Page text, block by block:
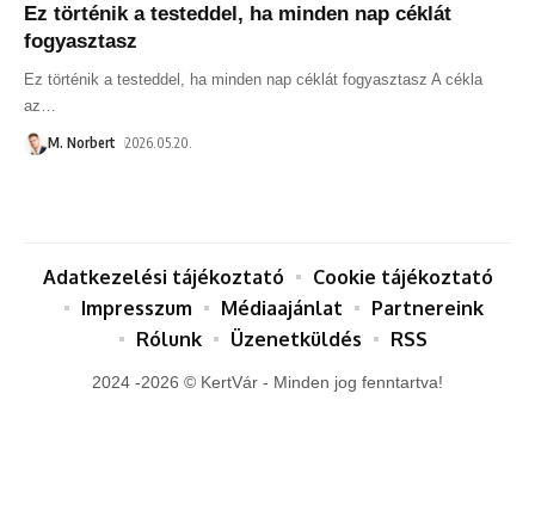
Ez történik a testeddel, ha minden nap céklát
fogyasztasz
Ez történik a testeddel, ha minden nap céklát fogyasztasz A cékla
az
M. Norbert 2026.05.20.
2024 -2026 © KertVár - Minden jog fenntartva!
Adatkezelési tájékoztató
Cookie tájékoztató
Impresszum
Médiaajánlat
Partnereink
Rólunk
Üzenetküldés RSS